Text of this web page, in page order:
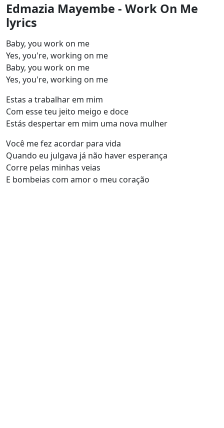
Edmazia Mayembe - Work On Me
lyrics
Baby, you work on me
Yes, you're, working on me
Baby, you work on me
Yes, you're, working on me
Estas a trabalhar em mim
Com esse teu jeito meigo e doce
Estás despertar em mim uma nova mulher
Você me fez acordar para vida
Quando eu julgava já não haver esperança
Corre pelas minhas veias
E bombeias com amor o meu coração